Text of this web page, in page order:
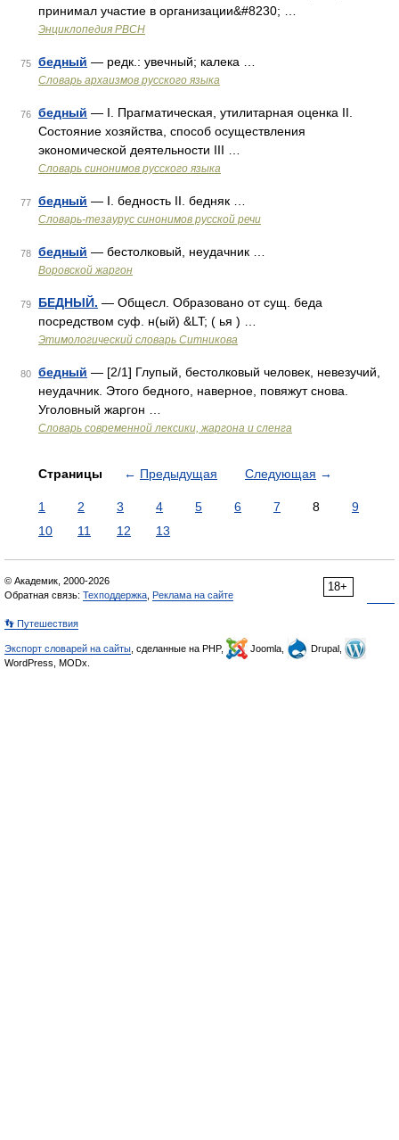
принимал участие в организации&#8230; …
Энциклопедия РВСН
75 бедный — редк.: увечный; калека …
Cловарь архаизмов русского языка
76 бедный — I. Прагматическая, утилитарная оценка II.
Состояние хозяйства, способ осуществления
экономической деятельности III …
Словарь синонимов русского языка
77 бедный — I. бедность II. бедняк …
Словарь-тезаурус синонимов русской речи
78 бедный — бестолковый, неудачник …
Воровской жаргон
79 БЕДНЫЙ. — Общесл. Образовано от сущ. беда
посредством суф. н(ый) &LT; ( ья ) …
Этимологический словарь Ситникова
80 бедный — [2/1] Глупый, бестолковый человек, невезучий,
неудачник. Этого бедного, наверное, повяжут снова.
Уголовный жаргон …
Cловарь современной лексики, жаргона и сленга
Страницы ← Предыдущая Следующая →
1 2 3 4 5 6 7 8
9
10
11 12 13
18+
© Академик, 2000-2026
Обратная связь: Техподдержка Реклама на сайте
👣 Путешествия
Экспорт словарей на сайты , сделанные на PHP, Joomla,
Drupal,
WordPress, MODx.